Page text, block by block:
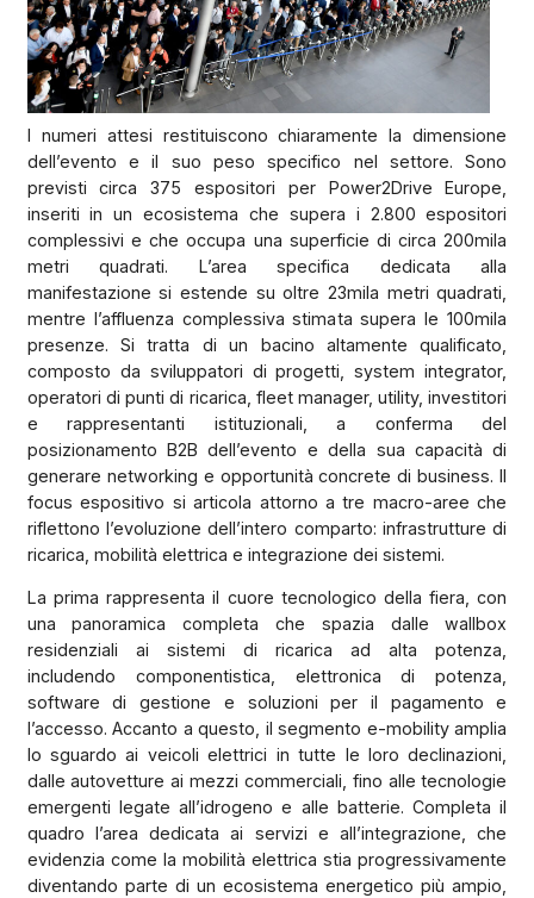
I numeri attesi restituiscono chiaramente la dimensione
dell’evento e il suo peso specifico nel settore. Sono
previsti circa 375 espositori per Power2Drive Europe,
inseriti in un ecosistema che supera i 2.800 espositori
complessivi e che occupa una superficie di circa 200mila
metri quadrati. L’area specifica dedicata alla
manifestazione si estende su oltre 23mila metri quadrati,
mentre l’affluenza complessiva stimata supera le 100mila
presenze. Si tratta di un bacino altamente qualificato,
composto da sviluppatori di progetti, system integrator,
operatori di punti di ricarica, fleet manager, utility, investitori
e rappresentanti istituzionali, a conferma del
posizionamento B2B dell’evento e della sua capacità di
generare networking e opportunità concrete di business. Il
focus espositivo si articola attorno a tre macro-aree che
riflettono l’evoluzione dell’intero comparto: infrastrutture di
ricarica, mobilità elettrica e integrazione dei sistemi.
La prima rappresenta il cuore tecnologico della fiera, con
una panoramica completa che spazia dalle wallbox
residenziali ai sistemi di ricarica ad alta potenza,
includendo componentistica, elettronica di potenza,
software di gestione e soluzioni per il pagamento e
l’accesso. Accanto a questo, il segmento e-mobility amplia
lo sguardo ai veicoli elettrici in tutte le loro declinazioni,
dalle autovetture ai mezzi commerciali, fino alle tecnologie
emergenti legate all’idrogeno e alle batterie. Completa il
quadro l’area dedicata ai servizi e all’integrazione, che
evidenzia come la mobilità elettrica stia progressivamente
diventando parte di un ecosistema energetico più ampio,